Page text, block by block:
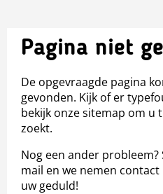
Pagina niet
De opgevraagde pagina
gevonden. Kijk of er
bekijk onze sitemap om u
zoekt.
Nog een ander
mail en we nemen
uw geduld!